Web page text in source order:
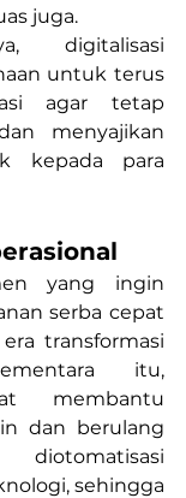
juga.
digitalisasi
untuk terus
agar tetap
menyajikan
kepada para
yang ingin
serba cepat
transformasi
itu,
membantu
dan berulang
diotomatisasi
sehingga